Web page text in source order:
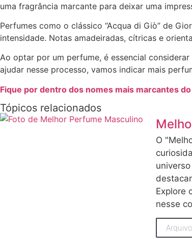
uma fragrância marcante para deixar uma
Perfumes como o clássico “Acqua di Giò” de
intensidade. Notas amadeiradas, cítricas e
Ao optar por um perfume, é essencial
ajudar nesse processo, vamos indicar mais
Fique por dentro dos nomes mais marcantes
Tópicos relacionados
O
Explore
nesse